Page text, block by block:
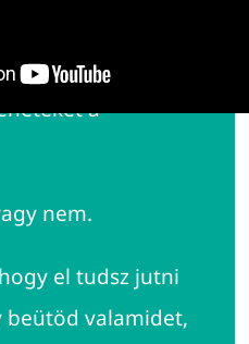
beszél
a
nem.
el tudsz jutni
beütöd valamidet,